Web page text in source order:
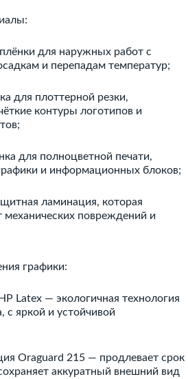
для наружных работ с
и перепадам температур;
для плоттерной резки,
контуры логотипов и
для полноцветной печати,
и информационных блоков;
ламинация, которая
механических повреждений и
графики:
Latex — экологичная технология
с яркой и устойчивой
Oraguard 215 — продлевает срок
аккуратный внешний вид